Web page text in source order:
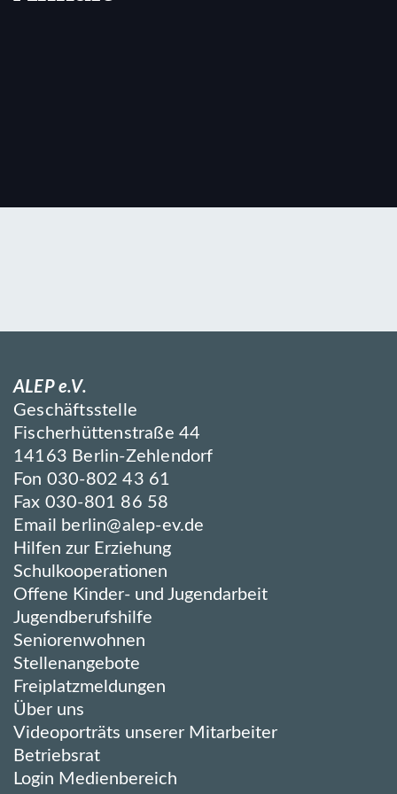
ALEP e.V.
Geschäftsstelle
Fischerhüttenstraße 44
14163 Berlin-Zehlendorf
Fon 030-802 43 61
Fax 030-801 86 58
Email
berlin@alep-ev.de
Hilfen zur Erziehung
Schulkooperationen
Offene Kinder- und Jugendarbeit
Jugendberufshilfe
Seniorenwohnen
Stellenangebote
Freiplatzmeldungen
Über uns
Videoporträts unserer Mitarbeiter
Betriebsrat
Login Medienbereich